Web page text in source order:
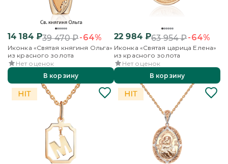
14 184₽39 470₽-64%
Иконка «Святая княгиня Ольга»
из красного золота
Нет оценок
В корзину
22 984₽63 954₽-64%
Иконка «Святая царица Елена»
из красного золота
Нет оценок
В корзину